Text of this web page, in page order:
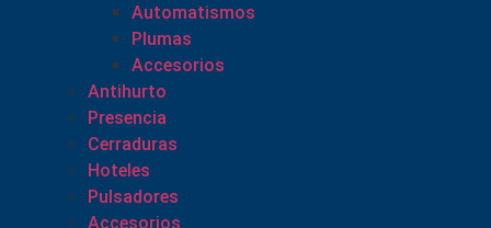
Automatismos
Plumas
Accesorios
Antihurto
Presencia
Cerraduras
Hoteles
Pulsadores
Accesorios